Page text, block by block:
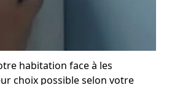
habitation face à les
choix possible selon votre